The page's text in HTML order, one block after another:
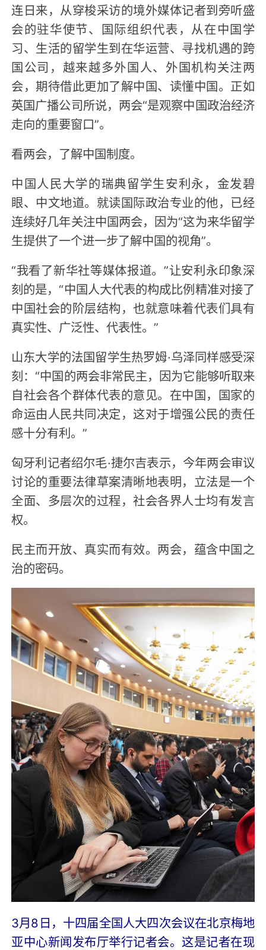
连日来，从穿梭采访的境外媒体记者到旁听盛
会的驻华使节、国际组织代表，从在中国学
习、生活的留学生到在华运营、寻找机遇的跨
国公司，越来越多外国人、外国机构关注两
会，期待借此更加了解中国、读懂中国。正如
英国广播公司所说，两会“是观察中国政治经济
走向的重要窗口”。
看两会，了解中国制度。
中国人民大学的瑞典留学生安利永，金发碧
眼、中文地道。就读国际政治专业的他，已经
连续好几年关注中国两会，因为“这为来华留学
生提供了一个进一步了解中国的视角”。
“我看了新华社等媒体报道。”让安利永印象深
刻的是，“中国人大代表的构成比例精准对接了
中国社会的阶层结构，也就意味着代表们具有
真实性、广泛性、代表性。”
山东大学的法国留学生热罗姆·乌泽同样感受深
刻：“中国的两会非常民主，因为它能够听取来
自社会各个群体代表的意见。在中国，国家的
命运由人民共同决定，这对于增强公民的责任
感十分有利。”
匈牙利记者绍尔毛·捷尔吉表示，今年两会审议
讨论的重要法律草案清晰地表明，立法是一个
全面、多层次的过程，社会各界人士均有发言
权。
民主而开放、真实而有效。两会，蕴含中国之
治的密码。
3月8日，十四届全国人大四次会议在北京梅地
亚中心新闻发布厅举行记者会。这是记者在现